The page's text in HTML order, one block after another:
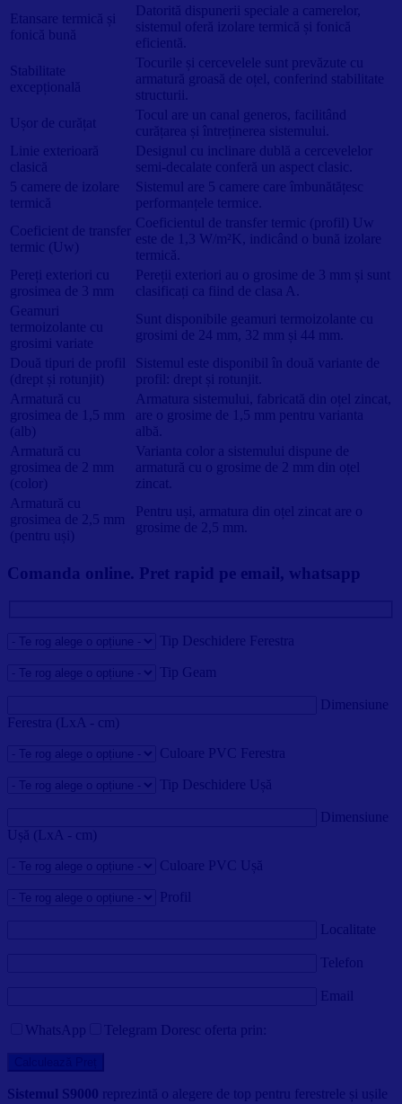
Etansare termică și
fonică bună
Datorită dispunerii speciale a camerelor,
sistemul oferă izolare termică și fonică
eficientă.
Stabilitate
excepțională
Tocurile și cercevelele sunt prevăzute cu
armatură groasă de oțel, conferind stabilitate
structurii.
Ușor de curățat
Tocul are un canal generos, facilitând
curățarea și întreținerea sistemului.
Linie exterioară
clasică
Designul cu inclinare dublă a cercevelelor
semi-decalate conferă un aspect clasic.
5 camere de izolare
termică
Sistemul are 5 camere care îmbunătățesc
performanțele termice.
Coeficient de transfer
termic (Uw)
Coeficientul de transfer termic (profil) Uw
este de 1,3 W/m²K, indicând o bună izolare
termică.
Pereți exteriori cu
grosimea de 3 mm
Pereții exteriori au o grosime de 3 mm și sunt
clasificați ca fiind de clasa A.
Geamuri
termoizolante cu
grosimi variate
Sunt disponibile geamuri termoizolante cu
grosimi de 24 mm, 32 mm și 44 mm.
Două tipuri de profil
(drept și rotunjit)
Sistemul este disponibil în două variante de
profil: drept și rotunjit.
Armatură cu
grosimea de 1,5 mm
(alb)
Armatura sistemului, fabricată din oțel zincat,
are o grosime de 1,5 mm pentru varianta
albă.
Armatură cu
grosimea de 2 mm
(color)
Varianta color a sistemului dispune de
armatură cu o grosime de 2 mm din oțel
zincat.
Armatură cu
grosimea de 2,5 mm
(pentru uși)
Pentru uși, armatura din oțel zincat are o
grosime de 2,5 mm.
Comanda online. Pret rapid pe email, whatsapp
Tip Deschidere Ferestra
Tip Geam
Dimensiune
Ferestra (LxA - cm)
Culoare PVC Ferestra
Tip Deschidere Ușă
Dimensiune
Ușă (LxA - cm)
Culoare PVC Ușă
Profil
Localitate
Telefon
Email
WhatsApp Telegram Doresc oferta prin:
Sistemul S9000 reprezintă o alegere de top pentru ferestrele și ușile